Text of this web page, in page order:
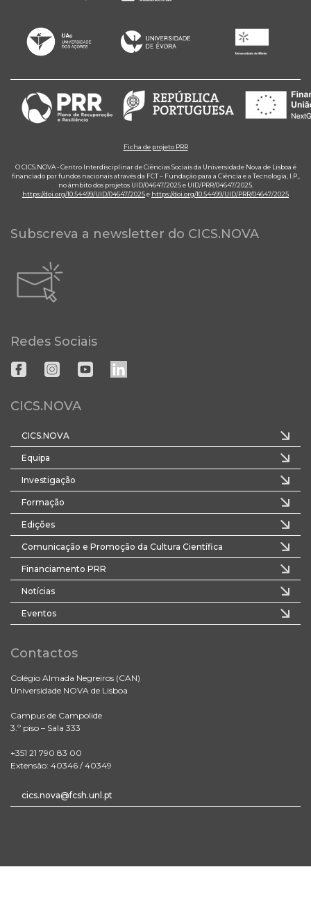
Ficha de projeto PRR
O CICS.NOVA - Centro Interdisciplinar de Ciências Sociais da Universidade Nova de Lisboa é
financiado por fundos nacionais através da FCT – Fundação para a Ciência e a Tecnologia, I.P.,
no âmbito dos projetos UID/04647/2025 e UID/PRR/04647/2025.
https://doi.org/10.54499/UID/04647/2025e https://doi.org/10.54499/UID/PRR/04647/2025
Subscreva a newsletter do CICS.NOVA
Redes Sociais
CICS.NOVA
CICS.NOVA
Equipa
Investigação
Formação
Edições
Comunicação e Promoção da Cultura Científica
Financiamento PRR
Notícias
Eventos
Contactos
Colégio Almada Negreiros (CAN)
Universidade NOVA de Lisboa
Campus de Campolide
3.º piso – Sala 333
+351 21 790 83 00
Extensão: 40346 / 40349
cics.nova@fcsh.unl.pt